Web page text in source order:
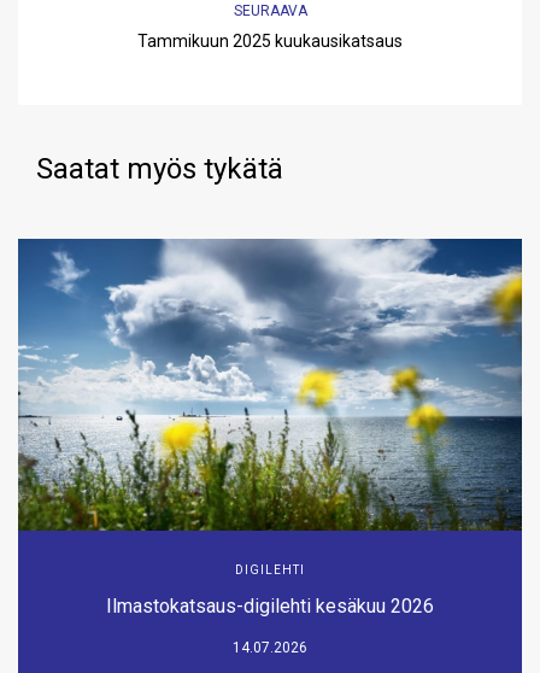
SEURAAVA
Tammikuun 2025 kuukausikatsaus
Saatat myös tykätä
DIGILEHTI
Ilmastokatsaus-digilehti kesäkuu 2026
14.07.2026